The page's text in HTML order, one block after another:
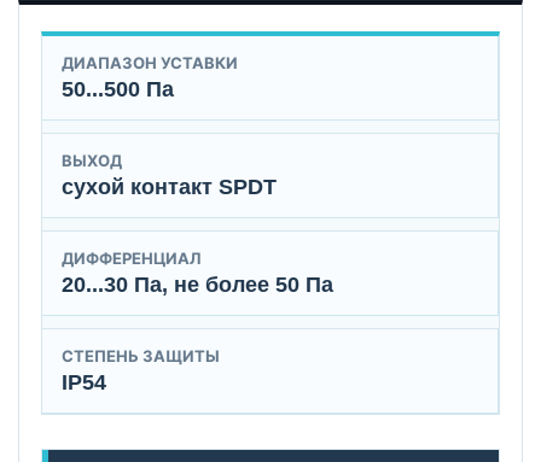
ДИАПАЗОН УСТАВКИ
50...500 Па
ВЫХОД
сухой контакт SPDT
ДИФФЕРЕНЦИАЛ
20...30 Па, не более 50 Па
СТЕПЕНЬ ЗАЩИТЫ
IP54